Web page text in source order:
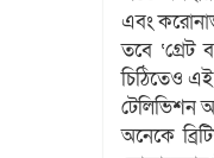
এবং
তবে ‘গ্রেট
চিঠিতেও
টেলিভিশন
অনেকে